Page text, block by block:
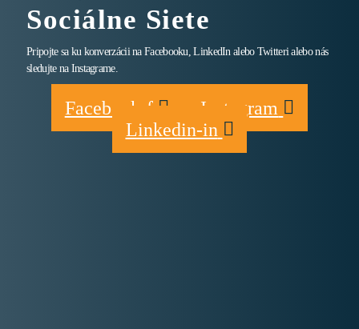
Sociálne Siete
Pripojte sa ku konverzácii na Facebooku, LinkedIn alebo Twitteri alebo nás
sledujte na Instagrame.
Facebook-f
Instagram
Linkedin-in